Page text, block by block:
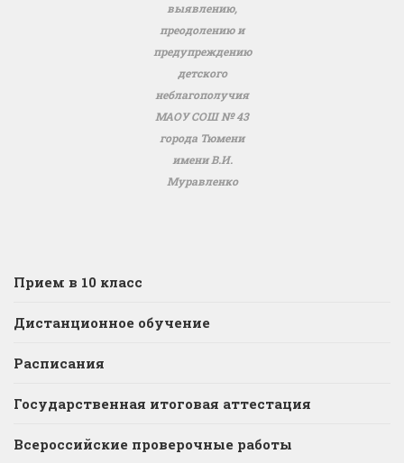
выявлению,
преодолению и
предупреждению
детского
неблагополучия
МАОУ СОШ № 43
города Тюмени
имени В.И.
Муравленко
Прием в 10 класс
Дистанционное обучение
Расписания
Государственная итоговая аттестация
Всероссийские проверочные работы